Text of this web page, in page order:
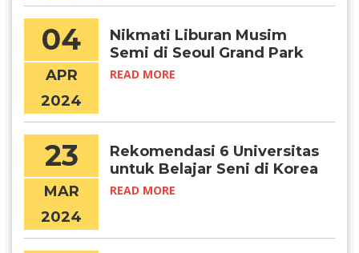
04
APR
2024
Nikmati Liburan Musim
Semi di Seoul Grand Park
READ MORE
23
MAR
2024
Rekomendasi 6 Universitas
untuk Belajar Seni di Korea
READ MORE